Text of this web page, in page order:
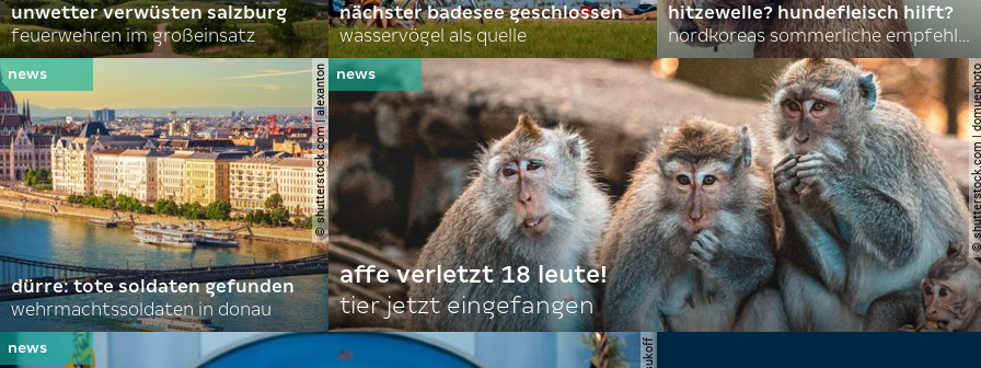
unwetter verwüsten salzburg
feuerwehren im großeinsatz
nächster badesee geschlossen
wasservögel als quelle
hitzewelle? hundefleisch hilft?
nordkoreas sommerliche empfehlungen
© shutterstock.com | alexanton
dürre: tote soldaten gefunden
wehrmachtssoldaten in donau
©
affe verletzt 18 leute!
tier jetzt eingefangen